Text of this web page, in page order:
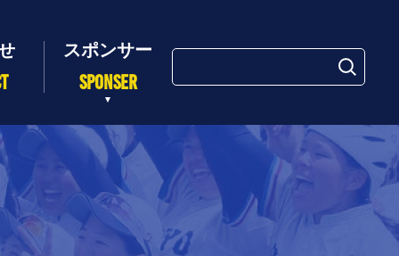
SPONSER
検